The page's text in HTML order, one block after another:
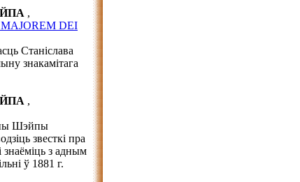
,
DEI
Станіслава
знакамітага
,
Шэйпы
звесткі пра
знаёміць з адным
ў 1881 г.